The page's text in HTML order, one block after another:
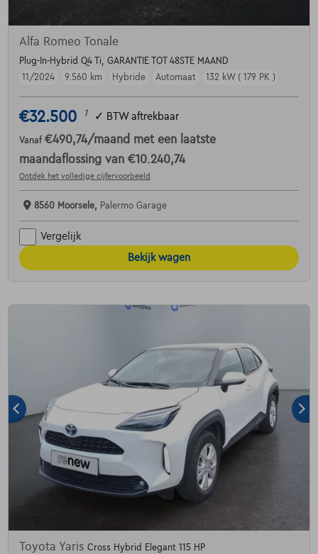
Alfa Romeo Tonale
Plug-In-Hybrid Q4 Ti, GARANTIE TOT 48STE MAAND
11/2024
9.560 km Hybride Automaat 132 kW ( 179 PK )
€32.500 1 ✓ BTW aftrekbaar
Vanaf €490,74/maand met een laatste
maandaflossing van €10.240,74
Ontdek het volledige cijfervoorbeeld
8560 Moorsele, Palermo Garage
Vergelijk
Bekijk wagen
Toyota Yaris Cross Hybrid Elegant 115 HP